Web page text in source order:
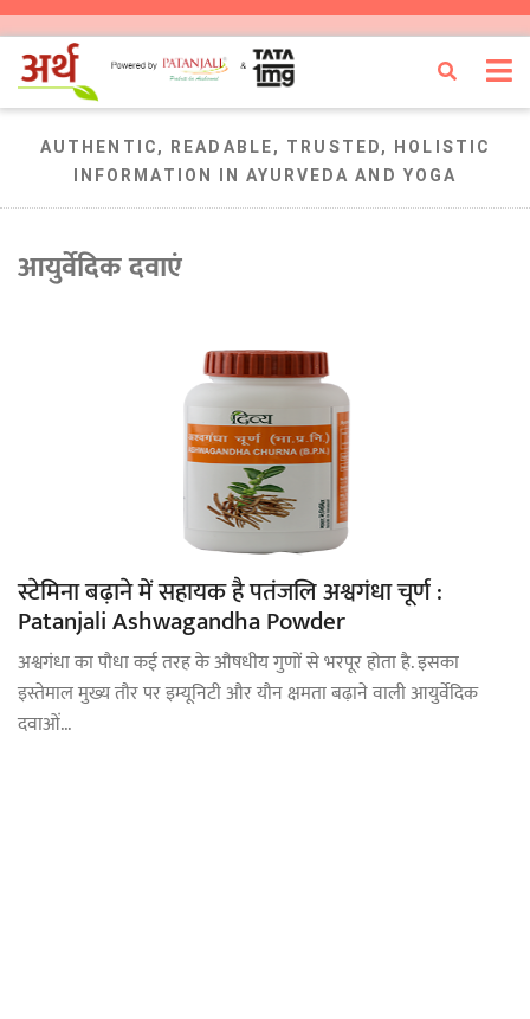
AUTHENTIC, READABLE, TRUSTED, HOLISTIC
INFORMATION IN AYURVEDA AND YOGA
आयुर्वेदिक दवाएं
स्टेमिना बढ़ाने में सहायक है पतंजलि अश्वगंधा चूर्ण :
Patanjali Ashwagandha Powder
अश्वगंधा का पौधा कई तरह के औषधीय गुणों से भरपूर होता है. इसका
इस्तेमाल मुख्य तौर पर इम्यूनिटी और यौन क्षमता बढ़ाने वाली आयुर्वेदिक
दवाओं...